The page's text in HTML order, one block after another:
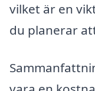
vilket är en
du planerar